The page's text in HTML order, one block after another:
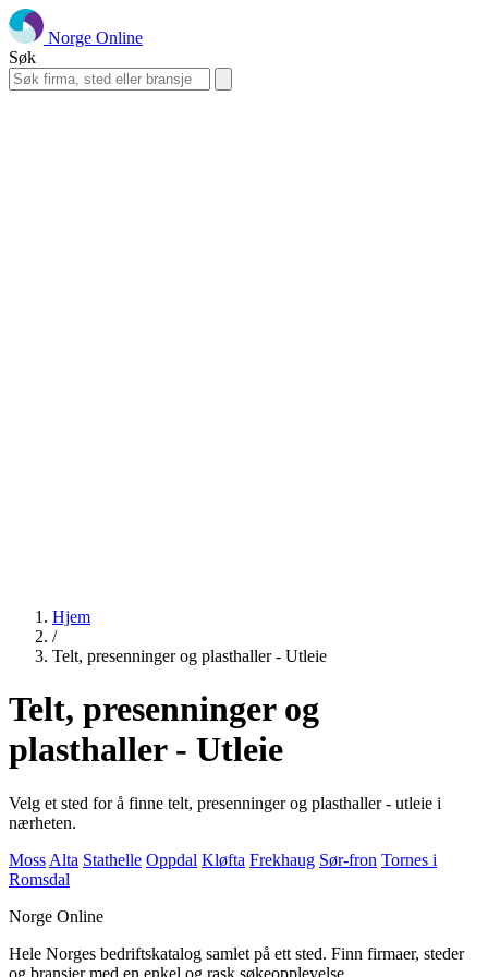
Norge Online
Søk
Hjem
/
Telt, presenninger og plasthaller - Utleie
Telt, presenninger og
plasthaller - Utleie
Velg et sted for å finne telt, presenninger og plasthaller - utleie i
nærheten.
Moss Alta Stathelle Oppdal Kløfta Frekhaug Sør-fron Tornes i
Romsdal
Norge Online
Hele Norges bedriftskatalog samlet på ett sted. Finn firmaer, steder
og bransjer med en enkel og rask søkeopplevelse.